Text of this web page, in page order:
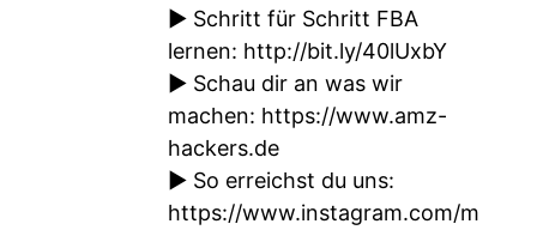
► Schritt für Schritt FBA
lernen: http://bit.ly/40lUxbY
► Schau dir an was wir
machen: https://www.amz-
hackers.de
► So erreichst du uns:
https://www.instagram.com/m